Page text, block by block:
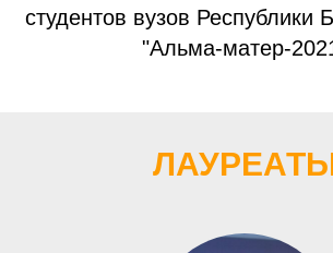
студентов вузов Республики
"Альма-матер-